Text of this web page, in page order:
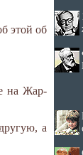
этой об
на Жар-
а